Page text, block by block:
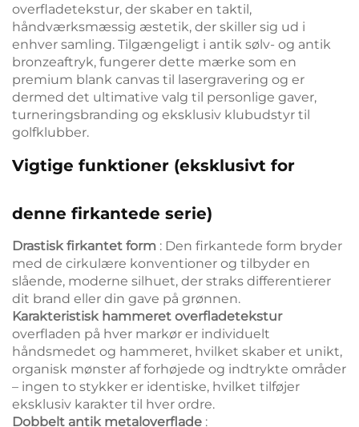
overfladetekstur, der skaber en taktil,
håndværksmæssig æstetik, der skiller sig ud i
enhver samling. Tilgængeligt i antik sølv- og antik
bronzeaftryk, fungerer dette mærke som en
premium blank canvas til lasergravering og er
dermed det ultimative valg til personlige gaver,
turneringsbranding og eksklusiv klubudstyr til
golfklubber.
Vigtige funktioner (eksklusivt for
denne firkantede serie)
Drastisk firkantet form : Den firkantede form bryder
med de cirkulære konventioner og tilbyder en
slående, moderne silhuet, der straks differentierer
dit brand eller din gave på grønnen.
Karakteristisk hammeret overfladetekstur
overfladen på hver markør er individuelt
håndsmedet og hammeret, hvilket skaber et unikt,
organisk mønster af forhøjede og indtrykte områder
– ingen to stykker er identiske, hvilket tilføjer
eksklusiv karakter til hver ordre.
Dobbelt antik metaloverflade :